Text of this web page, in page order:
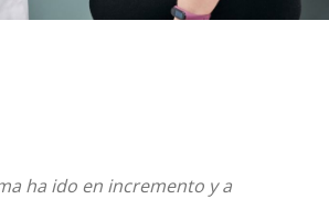
ha ido en incremento y a